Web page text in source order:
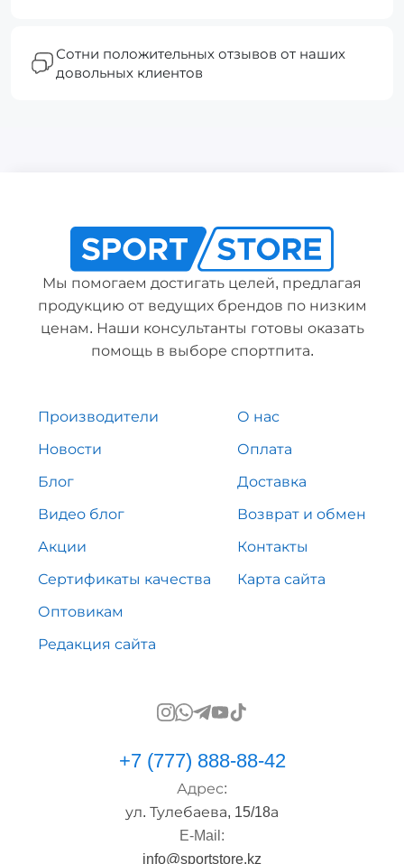
Сотни положительных отзывов от наших
довольных клиентов
Мы помогаем достигать целей, предлагая
продукцию от ведущих брендов по низким
ценам. Наши консультанты готовы оказать
помощь в выборе спортпита.
Производители
Новости
Блог
Видео блог
Акции
Сертификаты качества
Оптовикам
Редакция сайта
О нас
Оплата
Доставка
Возврат и обмен
Контакты
Карта сайта
+7 (777) 888-88-42
Адрес:
ул. Тулебаева, 15/18а
E-Mail:
info@sportstore.kz